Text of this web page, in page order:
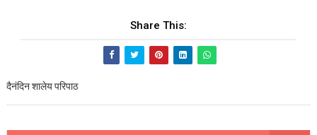
Share This:
दैनंदिन शालेय परिपाठ